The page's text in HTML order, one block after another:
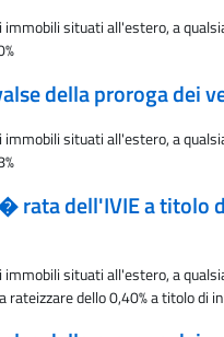
situati all'estero, a
della proroga dei
situati all'estero, a
dell'IVIE a titolo
situati all'estero, a
dello 0,40% a titolo di